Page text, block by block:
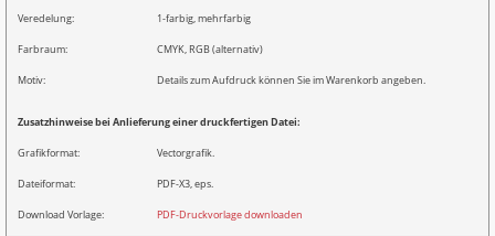
Veredelung: 1-farbig, mehrfarbig
Farbraum: CMYK, RGB (alternativ)
Motiv: Details zum Aufdruck können Sie im Warenkorb angeben.
Zusatzhinweise bei Anlieferung einer druckfertigen Datei:
Grafikformat: Vectorgrafik.
Dateiformat: PDF-X3, eps.
Download Vorlage: PDF-Druckvorlage downloaden